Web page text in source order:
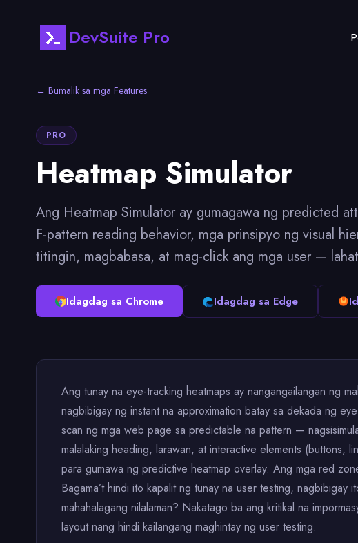
DevSuite Pro
← Bumalik sa mga Features
PRO
Heatmap Simulator
Ang Heatmap Simulator ay gumagawa ng predicted
F-pattern reading behavior, mga prinsipyo ng visual
titingin, magbabasa, at mag-click ang mga user —
Idagdag sa Chrome Idagdag sa Edge
Ang tunay na eye-tracking heatmaps ay nangangailangan ng
nagbibigay ng instant na approximation batay sa dekada ng
scan ng mga web page sa predictable na pattern —
malalaking heading, larawan, at interactive elements (buttons,
para gumawa ng predictive heatmap overlay. Ang mga red
Bagama’t hindi ito kapalit ng tunay na user testing,
mahahalagang nilalaman? Nakatago ba ang kritikal na
layout nang hindi kailangang maghintay ng user testing.